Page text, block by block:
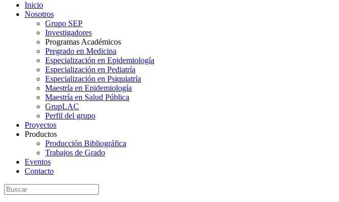
Inicio
Nosotros
Grupo SEP
Investigadores
Programas Académicos
Pregrado en Medicina
Especialización en Epidemiología
Especialización en Pediatría
Especialización en Psiquiatría
Maestría en Epidemiología
Maestría en Salud Pública
GrupLAC
Perfil del grupo
Proyectos
Productos
Producción Bibliográfica
Trabajos de Grado
Eventos
Contacto